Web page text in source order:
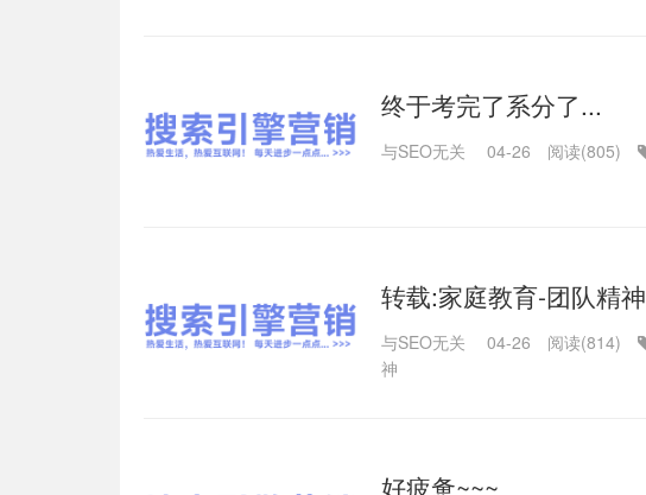
终于考完了系分了...
与SEO无关 04-26 阅读(805)
转载:家庭教育-团队精神
与SEO无关 04-26 阅读(814)
神
好疲惫~~~